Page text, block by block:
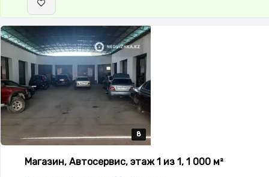
8
8
8
8
8
Магазин, Автосервис, этаж 1 из 1, 1 000 м²